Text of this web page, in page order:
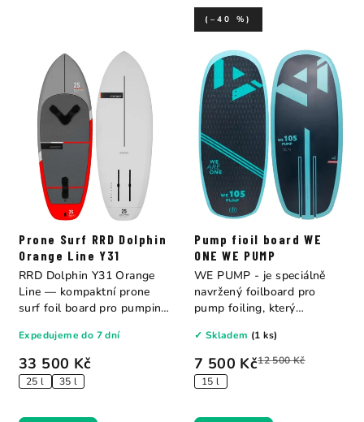
Prone Surf RRD Dolphin
Orange Line Y31
33 500 Kč
25 l 35 l
Expedujeme do 7 dní
RRD Dolphin Y31 Orange
Line — kompaktní prone
surf foil board pro pumping
Pump fioil board WE
ONE WE PUMP
7 500 Kč12 500 Kč
(–40 %)
15 l
✓ Skladem (1 ks)
WE PUMP - je speciálně
navržený foilboard pro
pump foiling, který